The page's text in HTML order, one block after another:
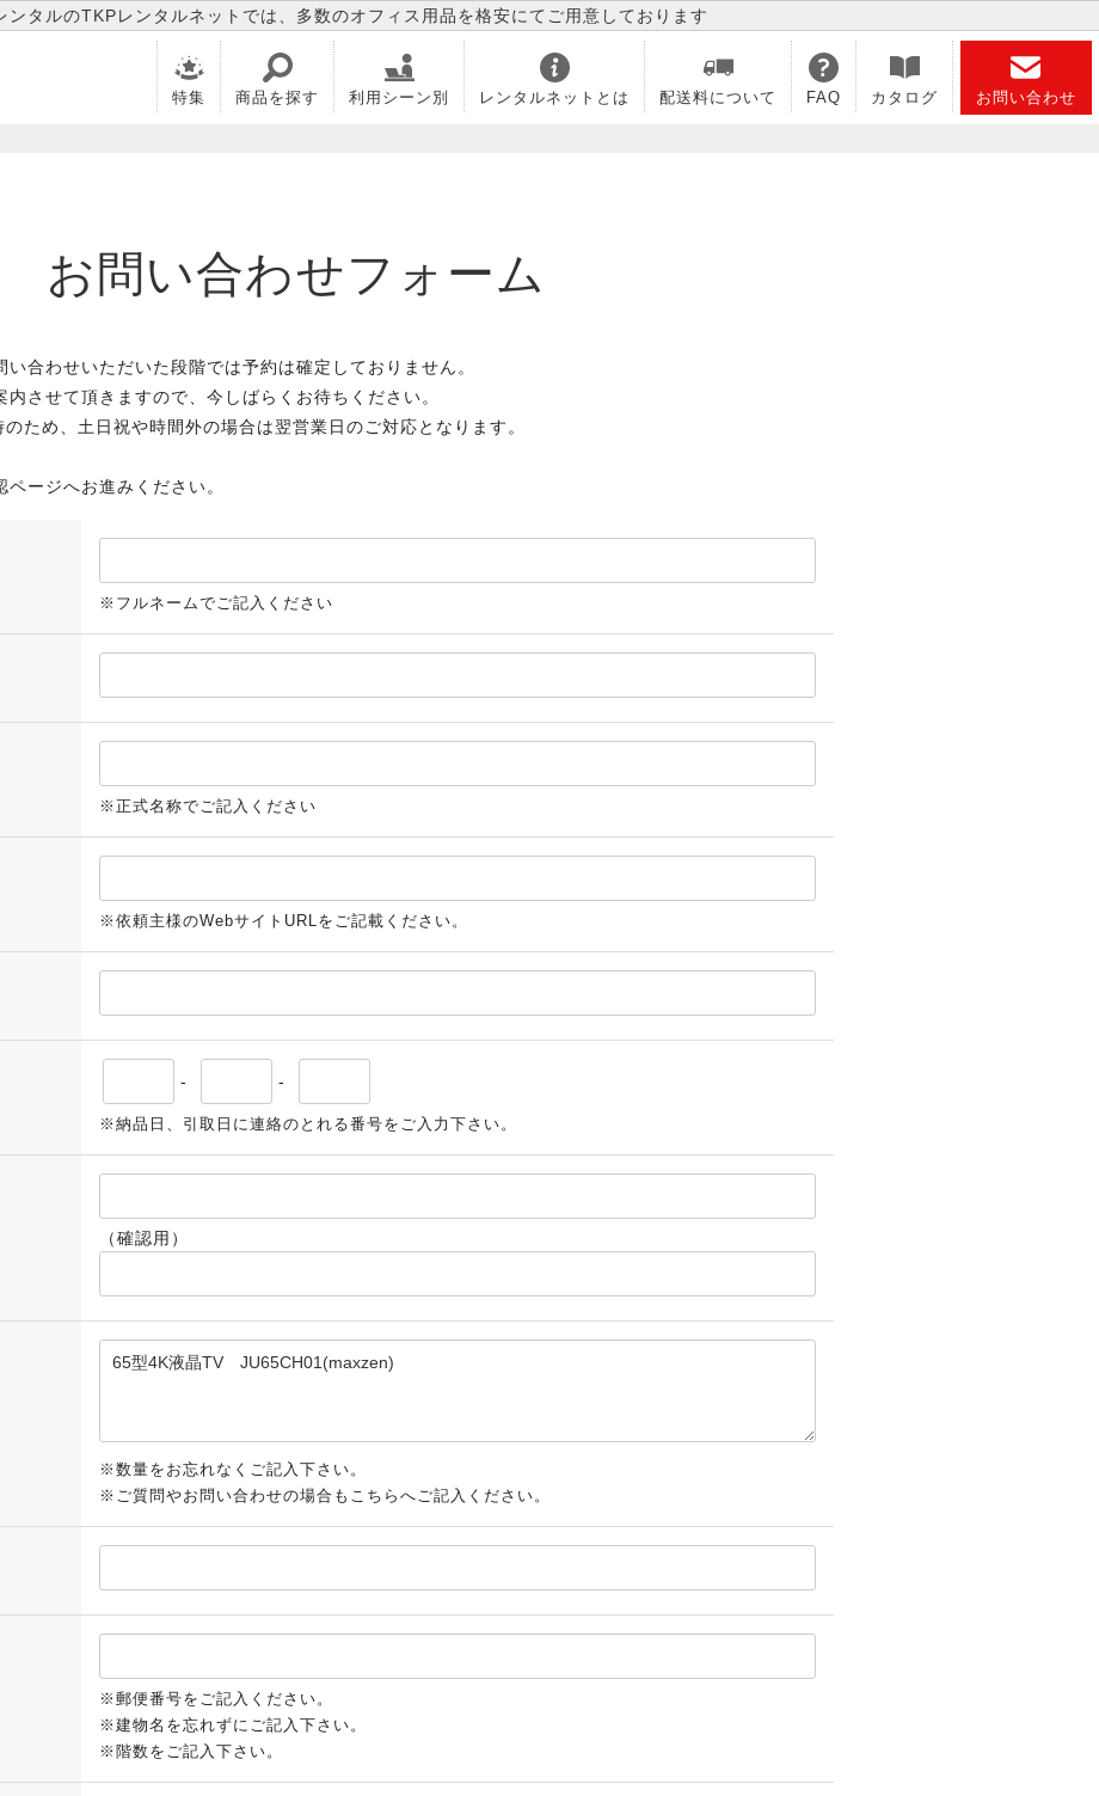
ンタルのTKPレンタルネットでは、多数のオフィス用品を格安にてご用意しております
特集 商品を探す 利用シーン別 レンタルネットとは 配送料について FAQ カタログ お問い合わせ
お問い合わせフォーム
合わせいただいた段階では予約は確定しておりません。
させて頂きますので、今しばらくお待ちください。
ため、土日祝や時間外の場合は翌営業日のご対応となります。
ージへお進みください。
※フルネームでご記入ください
※正式名称でご記入ください
※依頼主様のWebサイトURLをご記載ください。
- -
※納品日、引取日に連絡のとれる番号をご入力下さい。
（確認用）
※数量をお忘れなくご記入下さい。
※ご質問やお問い合わせの場合もこちらへご記入ください。
※郵便番号をご記入ください。
※建物名を忘れずにご記入下さい。
※階数をご記入下さい。